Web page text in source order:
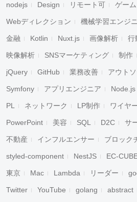
nodejs Design リモート可 ゲーム
Webディレクション 機械学習エンジ
金融 Kotlin Nuxt.js 画像解析 行
映像解析 SNSマーケティング 制作
jQuery GitHub 業務改善 アウト
Symfony アプリエンジニア Node.js
PL ネットワーク LP制作 ワイヤ
PowerPoint 美容 SQL D2C サ
不動産 インフルエンサー ブロック
styled-component NestJS EC-
東京 Mac Lambda リーダー
Twitter YouTube golang abstract